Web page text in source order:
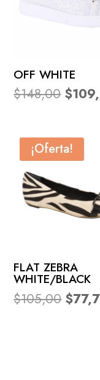
OFF WHITE
$148,00 El
era:
$
¡Oferta!
FLAT ZEBRA
WHITE/BLACK
$105,00 El
$